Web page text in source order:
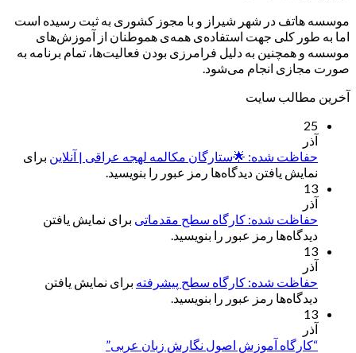
موسسه هاتف در شهر شیراز و با مجوز کشوری به ثبت رسیده است
اما به طور کلی جهت استفاده‌ی همه‌ی هموطنان از آموزش‌های
موسسه و همچنین به دلیل فرامرزی بودن فعالیت‌ها، تمام برنامه به
صورت مجازی انجام می‌شود.
آخرین مطالب سایت
25
آذر
حفاظت شده: 🌟ستارگان مکالمه لهجه عراقی | آنلاین برای
نمایش یافتن دیدگاه‌ها رمز عبور را بنویسید.
13
آذر
حفاظت شده: کارگاه سطح مقدماتی برای نمایش یافتن
دیدگاه‌ها رمز عبور را بنویسید.
13
آذر
حفاظت شده: کارگاه سطح پیشرفته برای نمایش یافتن
دیدگاه‌ها رمز عبور را بنویسید.
13
آذر
“کارگاه آموزش اصول نگارش زبان عربی”